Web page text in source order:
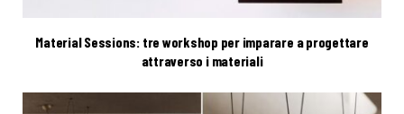
Material Sessions: tre workshop per imparare a progettare
attraverso i materiali